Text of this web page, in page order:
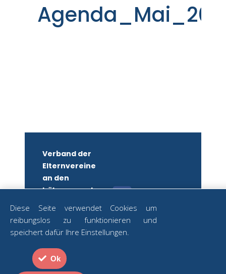
Verband der
Elternvereine
an den
höheren und
582879250
Strozzigasse
Diese Seite verwendet Cookies um
reibungslos zu funktionieren und
speichert dafür Ihre Einstellungen.
Ok